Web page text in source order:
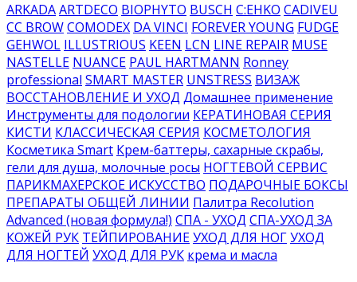
ARKADAARTDECO BIOPHYTO BUSCH C:EHKO CADIVEU
CC BROWCOMODEX DA VINCI FOREVER YOUNG FUDGE
GEHWOL ILLUSTRIOUS KEEN LCN LINE REPAIR MUSE
NASTELLE NUANCE PAUL HARTMANN Ronney
professional SMART MASTER UNSTRESS ВИЗАЖ
ВОССТАНОВЛЕНИЕ И УХОД Домашнее применение
Инструменты для подологии КЕРАТИНОВАЯ СЕРИЯ
КИСТИ КЛАССИЧЕСКАЯ СЕРИЯ КОСМЕТОЛОГИЯ
Косметика Smart Крем-баттеры, сахарные скрабы,
гели для душа, молочные росы НОГТЕВОЙ СЕРВИС
ПАРИКМАХЕРСКОЕ ИСКУССТВО ПОДАРОЧНЫЕ БОКСЫ
ПРЕПАРАТЫ ОБЩЕЙ ЛИНИИ Палитра Recolution
Advanced (новая формула!) СПА - УХОД СПА-УХОД ЗА
КОЖЕЙ РУК ТЕЙПИРОВАНИЕУХОД ДЛЯ НОГУХОД
ДЛЯ НОГТЕЙ УХОД ДЛЯ РУК крема и масла